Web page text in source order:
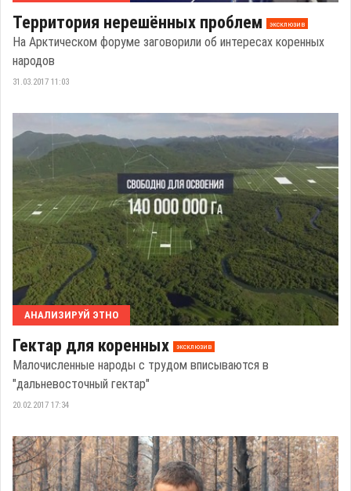
Территория нерешённых проблем эксклюзив
На Арктическом форуме заговорили об интересах коренных
народов
31.03.2017 11:03
АНАЛИЗИРУЙ ЭТНО
Гектар для коренных эксклюзив
Малочисленные народы с трудом вписываются в
"дальневосточный гектар"
20.02.2017 17:34